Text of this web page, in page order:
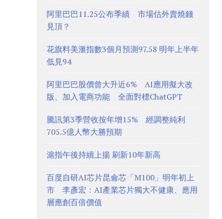
阿里巴巴11.25公布季績 市場估外賣燒錢
見頂？
花旗料美滙指數3個月預測97.58 明年上半年
低見94
阿里巴巴股價曾大升近6% AI應用擬大改
版、加入電商功能 全面對標ChatGPT
騰訊第3季營收按年增15% 經調整純利
705.5億人幣大勝預期
滬指午後持續上揚 刷新10年新高
百度自研AI芯片昆侖芯「M100」明年初上
市 李彥宏：AI產業芯片獨大不健康、應用
層應創百倍價值